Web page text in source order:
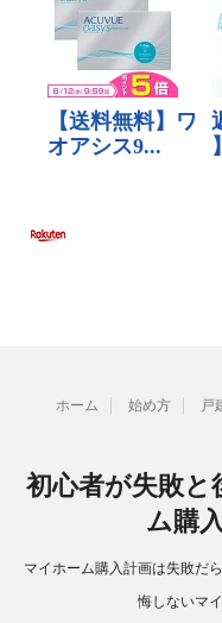
ホーム 始め方 戸
初心者が失敗
ム購
マイホーム購入計画は失敗だ
悔しないマ